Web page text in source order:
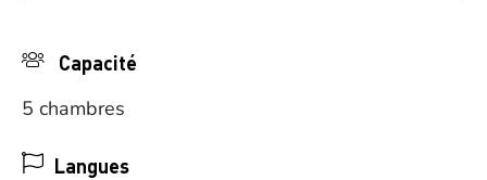
Capacité
5 chambres
Langues